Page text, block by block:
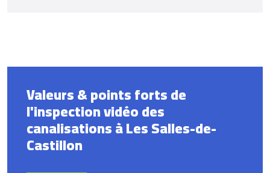
Valeurs & points forts de
l'inspection vidéo des
canalisations à Les Salles-de-
Castillon